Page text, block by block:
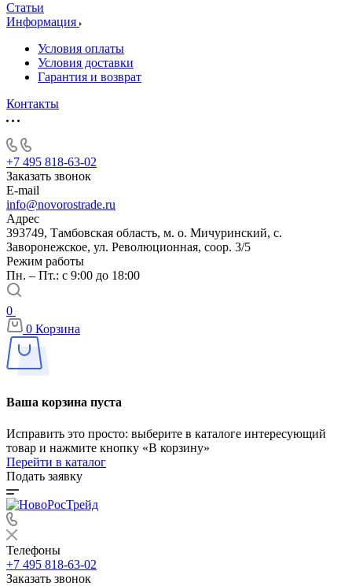
Статьи
Информация
Условия оплаты
Условия доставки
Гарантия и возврат
Контакты
+7 495 818-63-02
Заказать звонок
E-mail
info@novorostrade.ru
Адрес
393749, Тамбовская область, м. о. Мичуринский, с.
Заворонежское, ул. Революционная, соор. 3/5
Режим работы
Пн. – Пт.: с 9:00 до 18:00
0
0 Корзина
Ваша корзина пуста
Исправить это просто: выберите в каталоге интересующий
товар и нажмите кнопку «В корзину»
Перейти в каталог
Подать заявку
Телефоны
+7 495 818-63-02
Заказать звонок